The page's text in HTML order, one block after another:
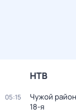
НТВ
05:15 Чужой
18-я